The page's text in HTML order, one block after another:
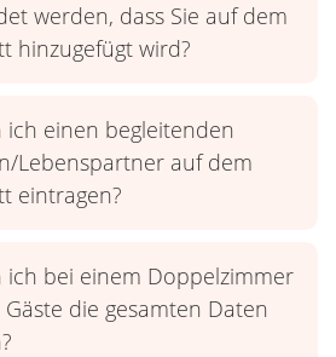
werden, dass Sie auf dem
hinzugefügt wird?
ich einen begleitenden
Lebenspartner auf dem
eintragen?
ich bei einem Doppelzimmer
die gesamten Daten